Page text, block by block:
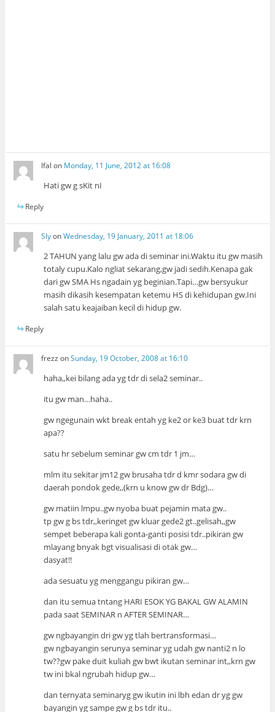
Ifal on Monday, 11 June, 2012 at 16:08
Hati gw g sKit nI
Reply
SlyonWednesday, 19 January, 2011 at 18:06
2 TAHUN yang lalu gw ada di seminar ini.Waktu itu gw masih
totaly cupu.Kalo ngliat sekarang,gw jadi sedih.Kenapa gak
dari gw SMA Hs ngadain yg beginian.Tapi…gw bersyukur
masih dikasih kesempatan ketemu HS di kehidupan gw.Ini
salah satu keajaiban kecil di hidup gw.
Reply
frezz onSunday, 19 October, 2008 at 16:10
haha,,kei bilang ada yg tdr di sela2 seminar..
itu gw man…haha..
gw ngegunain wkt break entah yg ke2 or ke3 buat tdr krn
apa??
satu hr sebelum seminar gw cm tdr 1 jm…
mlm itu sekitar jm12 gw brusaha tdr d kmr sodara gw di
daerah pondok gede,,(krn u know gw dr Bdg)…
gw matiin lmpu..gw nyoba buat pejamin mata gw..
tp gw g bs tdr,,keringet gw kluar gede2 gt..gelisah,,gw
sempet beberapa kali gonta-ganti posisi tdr..pikiran gw
mlayang bnyak bgt visualisasi di otak gw…
dasyat!!
ada sesuatu yg menggangu pikiran gw…
dan itu semua tntang HARI ESOK YG BAKAL GW ALAMIN
pada saat SEMINAR n AFTER SEMINAR…
gw ngbayangin dri gw yg tlah bertransformasi…
gw ngbayangin serunya seminar yg udah gw nanti2 n lo
tw??gw pake duit kuliah gw bwt ikutan seminar int,,krn gw
tw ini bkal ngrubah hidup gw…
dan ternyata seminaryg gw ikutin ini lbh edan dr yg gw
bayangin yg sampe gw g bs tdr itu..